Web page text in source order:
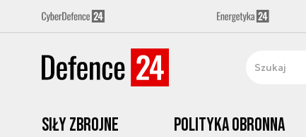
Siły zbrojne Polityka obronna